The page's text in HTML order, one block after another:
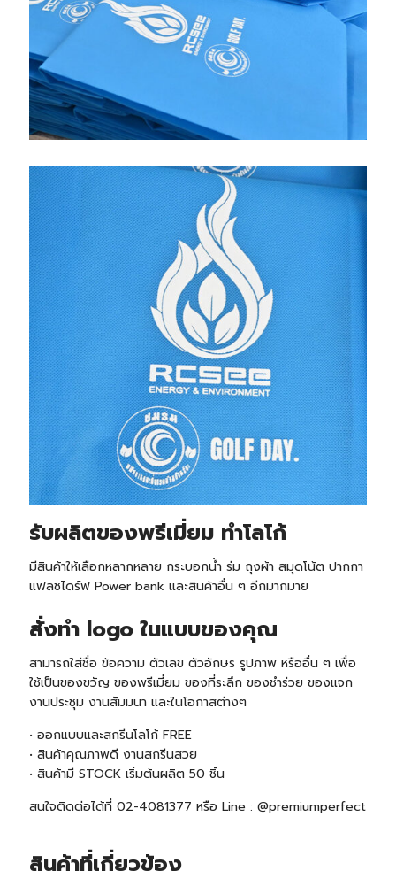
รับผลิตของพรีเมี่ยม ทำโลโก้
มีสินค้าให้เลือกหลากหลาย กระบอกน้ำ ร่ม ถุงผ้า สมุดโน้ต ปากกา
แฟลชไดร์ฟ Power bank และสินค้าอื่น ๆ อีกมากมาย
สั่งทำ logo ในแบบของคุณ
สามารถใส่ชื่อ ข้อความ ตัวเลข ตัวอักษร รูปภาพ หรืออื่น ๆ เพื่อ
ใช้เป็นของขวัญ ของพรีเมี่ยม ของที่ระลึก ของชำร่วย ของแจก
งานประชุม งานสัมมนา และในโอกาสต่างๆ
• ออกแบบและสกรีนโลโก้ FREE
• สินค้าคุณภาพดี งานสกรีนสวย
• สินค้ามีSTOCK เริ่มต้นผลิต 50 ชิ้น
สนใจติดต่อได้ที่ 02-4081377 หรือ Line : @premiumperfect
สินค้าที่เกี่ยวข้อง